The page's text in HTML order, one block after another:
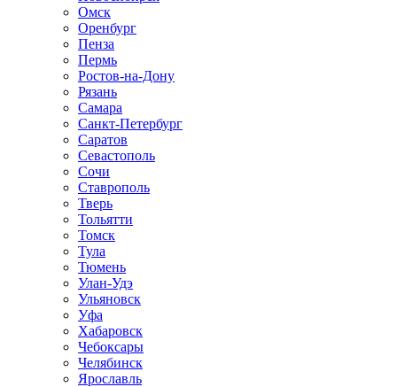
Омск
Оренбург
Пенза
Пермь
Ростов-на-Дону
Рязань
Самара
Санкт-Петербург
Саратов
Севастополь
Сочи
Ставрополь
Тверь
Тольятти
Томск
Тула
Тюмень
Улан-Удэ
Ульяновск
Уфа
Хабаровск
Чебоксары
Челябинск
Ярославль